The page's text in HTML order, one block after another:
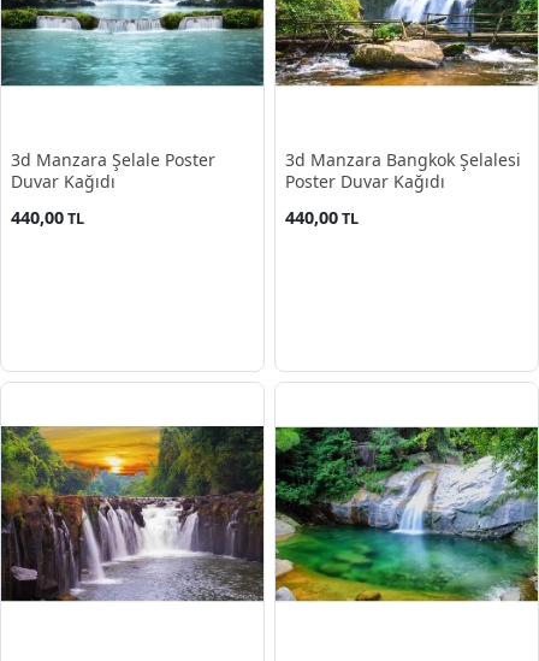
3d Manzara Şelale Poster
Duvar Kağıdı
440,00TL
3d Manzara Bangkok Şelalesi
Poster Duvar Kağıdı
440,00TL